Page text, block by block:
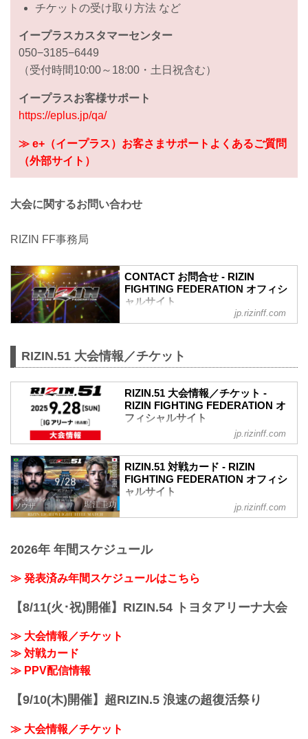
チケットの受け取り方法 など
イープラスカスタマーセンター
050−3185−6449
（受付時間10:00～18:00・土日祝含む）
イープラスお客様サポート
https://eplus.jp/qa/
≫ e+（イープラス）お客さまサポートよくあるご質問
（外部サイト）
大会に関するお問い合わせ
RIZIN FF事務局
CONTACT お問合せ - RIZIN
FIGHTING FEDERATION オフィシ
ャルサイト
jp.rizinff.com
RIZIN.51 大会情報／チケット
RIZIN.51 大会情報／チケット -
RIZIN FIGHTING FEDERATION オ
フィシャルサイト
2025年9月28日（日）11:30開場（予定）
／13:00開始（予定）
※開場・開始時間は予定です。決定次第
RIZIN FFオフィシャルサイトにてご案内
名古屋市営地下鉄「名城公園」駅 徒歩約
名古屋市営地下鉄「浄心」駅より徒歩約
≫ Googleマップで見る
jp.rizinff.com
RIZIN.51 対戦カード - RIZIN
FIGHTING FEDERATION オフィシ
ャルサイト
ライト級タイトルマッチ／ホベルト・サ
RIZIN MMAルール：5分 3R（71.0kg）
フェザー級タイトルマッチ／ラジャブア
レスニック
フェザー級タイトルマッチ
jp.rizinff.com
2026年 年間スケジュール
≫ 発表済み年間スケジュールはこちら
【8/11(火･祝)開催】RIZIN.54 トヨタアリーナ大会
≫ 大会情報／チケット
≫ 対戦カード
≫ PPV配信情報
【9/10(木)開催】超RIZIN.5 浪速の超復活祭り
≫ 大会情報／チケット